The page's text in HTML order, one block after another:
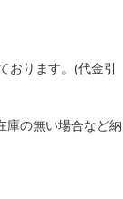
おります。(代金引
庫の無い場合など納